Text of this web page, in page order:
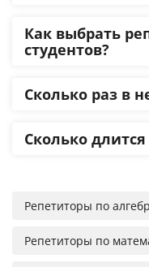
Как выбрать
студентов?
Сколько раз в
Сколько
Репетиторы по
Репетиторы по